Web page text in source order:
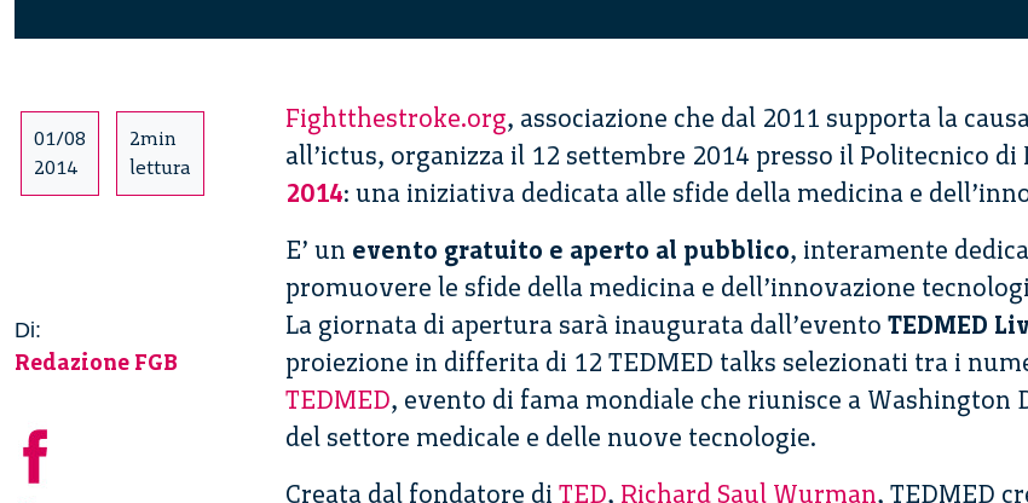
01/08
2014
2min
lettura
Di:
Redazione FGB
Fightthestroke.org, associazione che dal 2011 supporta la
all’ictus, organizza il 12 settembre 2014 presso il Politecnico di
2014: una iniziativa dedicata alle sfide della medicina e
E’ un evento gratuito e aperto al pubblico, interamente
promuovere le sfide della medicina e dell’innovazione
La giornata di apertura sarà inaugurata dall’evento TEDMED
proiezione in differita di 12 TEDMED talks selezionati tra i
TEDMED, evento di fama mondiale che riunisce a Washington
del settore medicale e delle nuove tecnologie.
Creata dal fondatore di TED, Richard Saul Wurman, TEDMED